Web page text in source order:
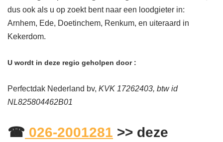
dus ook als u op zoekt bent naar een loodgieter in:
Arnhem, Ede, Doetinchem, Renkum, en uiteraard in
Kekerdom.
U wordt in deze regio geholpen door :
Perfectdak Nederland bv, KVK 17262403, btw id
NL825804462B01
☎ 026-2001281 >> deze